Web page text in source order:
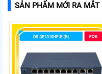
SẢN PHẨM MỚI RA MẮT